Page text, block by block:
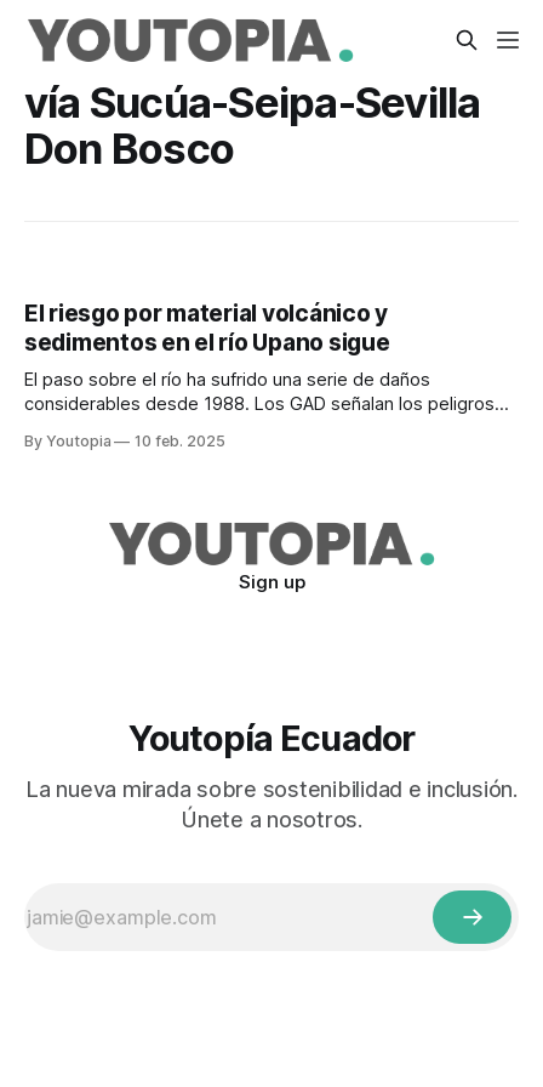
vía Sucúa-Seipa-Sevilla
Don Bosco
El riesgo por material volcánico y
sedimentos en el río Upano sigue
El paso sobre el río ha sufrido una serie de daños
considerables desde 1988. Los GAD señalan los peligros
By Youtopia 10 feb. 2025
Sign up
Youtopía Ecuador
La nueva mirada sobre sostenibilidad e inclusión.
Únete a nosotros.